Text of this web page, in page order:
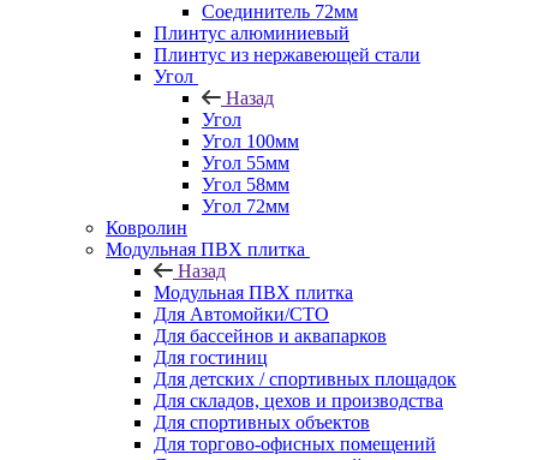
Соединитель 72мм
Плинтус алюминиевый
Плинтус из нержавеющей стали
Угол
Назад
Угол
Угол 100мм
Угол 55мм
Угол 58мм
Угол 72мм
Ковролин
Модульная ПВХ плитка
Назад
Модульная ПВХ плитка
Для Автомойки/СТО
Для бассейнов и аквапарков
Для гостиниц
Для детских / спортивных площадок
Для складов, цехов и производства
Для спортивных объектов
Для торгово-офисных помещений